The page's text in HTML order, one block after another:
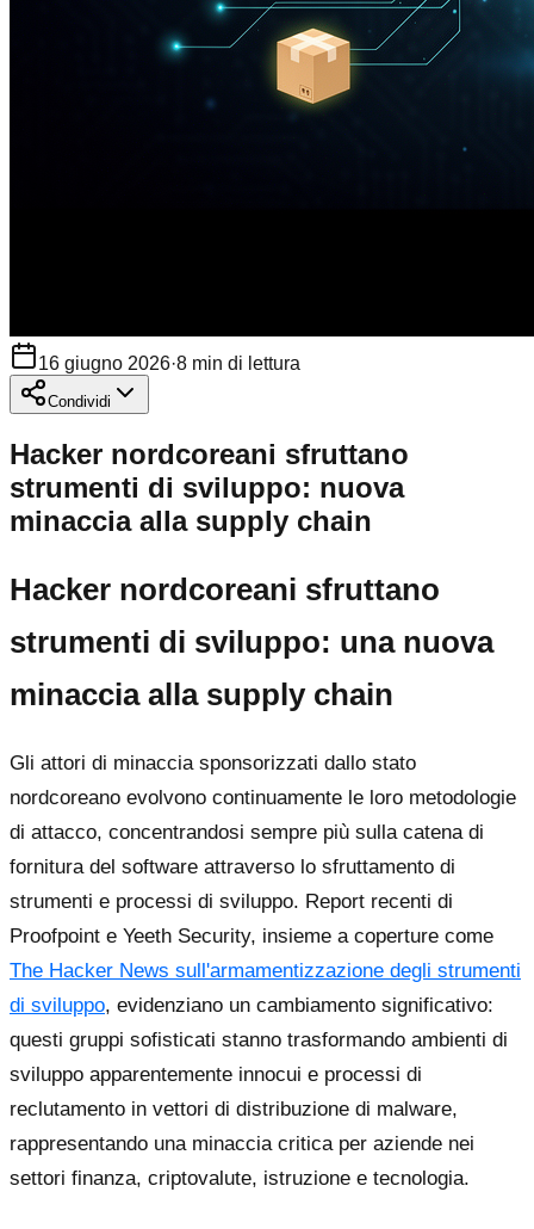
16 giugno 2026·8 min di lettura
Condividi
Hacker nordcoreani sfruttano
strumenti di sviluppo: nuova
minaccia alla supply chain
Hacker nordcoreani sfruttano
strumenti di sviluppo: una nuova
minaccia alla supply chain
Gli attori di minaccia sponsorizzati dallo stato
nordcoreano evolvono continuamente le loro metodologie
di attacco, concentrandosi sempre più sulla catena di
fornitura del software attraverso lo sfruttamento di
strumenti e processi di sviluppo. Report recenti di
Proofpoint e Yeeth Security, insieme a coperture come
The Hacker News sull'armamentizzazione degli strumenti
di sviluppo, evidenziano un cambiamento significativo:
questi gruppi sofisticati stanno trasformando ambienti di
sviluppo apparentemente innocui e processi di
reclutamento in vettori di distribuzione di malware,
rappresentando una minaccia critica per aziende nei
settori finanza, criptovalute, istruzione e tecnologia.